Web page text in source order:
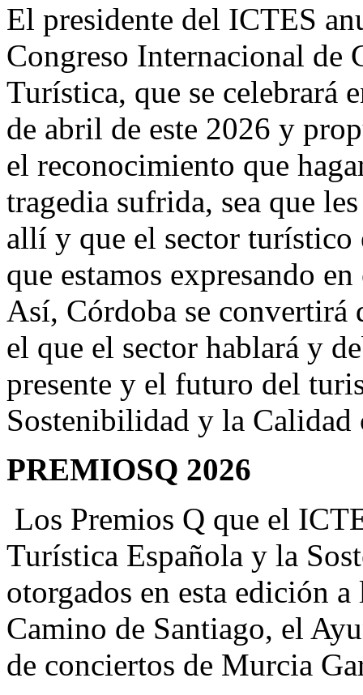
El presidente del ICTES
Congreso Internacional de
Turística, que se celebrará
de abril de este 2026 y
el reconocimiento que
tragedia sufrida, sea que
allí y que el sector turístico
que estamos expresando
Así, Córdoba se convertirá
el que el sector hablará y
presente y el futuro del
Sostenibilidad y la
PREMIOSQ 2026
Los Premios Q que el
Turística Española y la
otorgados en esta edición
Camino de Santiago, el
de conciertos de Murcia